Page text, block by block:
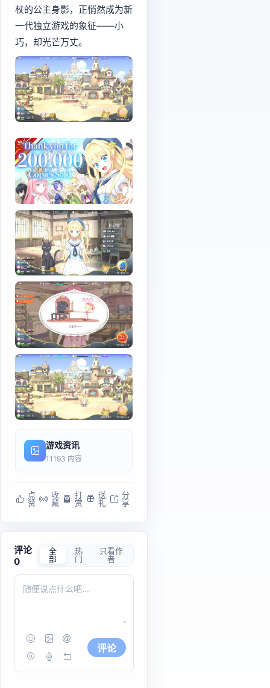
杖的公主身影，正悄然成为新
一代独立游戏的象征——小
巧，却光芒万丈。
游戏资讯
11193 内容
点
赞
收
藏
打
赏
送
礼
分
享
评论
0
全
部
热
门
只看作
者
评论